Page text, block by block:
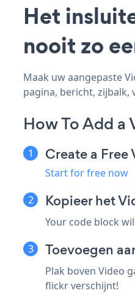
Het
nooit zo
Maak uw aangepaste
pagina, bericht,
How To Add a
Create a
Start for free now
Kopieer het
Your code block
Toevoegen
Plak boven Video
flickr verschijnt!